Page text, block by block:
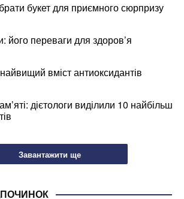
букет для приємного сюрпризу
його переваги для здоров’я
вміст антиоксидантів
дієтологи виділили 10 найбільш
Завантажити ще